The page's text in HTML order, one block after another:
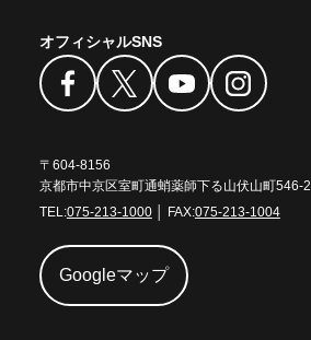
オフィシャルSNS
〒604-8156
京都市中京区室町通蛸薬師下る山伏山町546-2
TEL:075-213-1000│ FAX:075-213-1004
Googleマップ